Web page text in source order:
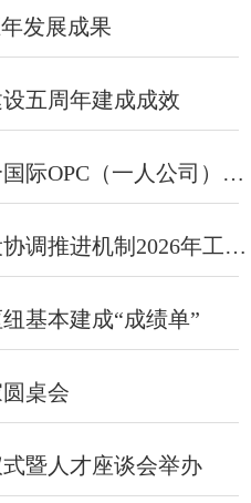
发展成果
五周年建成成效
虹桥落地阿里全国首个国际OPC（一人公司）社区
虹桥国际开放枢纽建设协调推进机制2026年工作会议在苏州召开
基本建成“成绩单”
桌会
暨人才座谈会举办